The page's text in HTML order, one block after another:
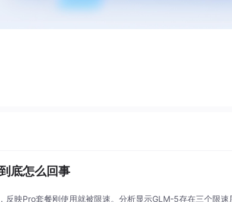
底怎么回事
反映Pro套餐刚使用就被限速。分析显示GLM-5存在三个限速